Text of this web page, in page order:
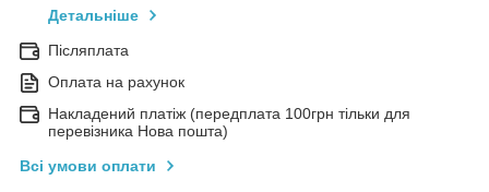
Детальніше
Післяплата
Оплата на рахунок
Накладений платіж (передплата 100грн тільки для
перевізника Нова пошта)
Всі умови оплати